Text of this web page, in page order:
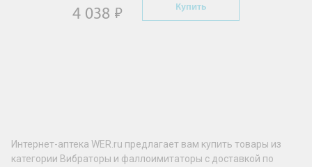
4 038 Купить
Интернет-аптека WER.ru предлагает вам купить товары из
категории Вибраторы и фаллоимитаторы с доставкой по